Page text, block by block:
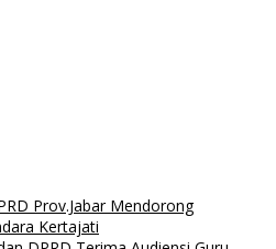
Prov.Jabar Mendorong
Kertajati